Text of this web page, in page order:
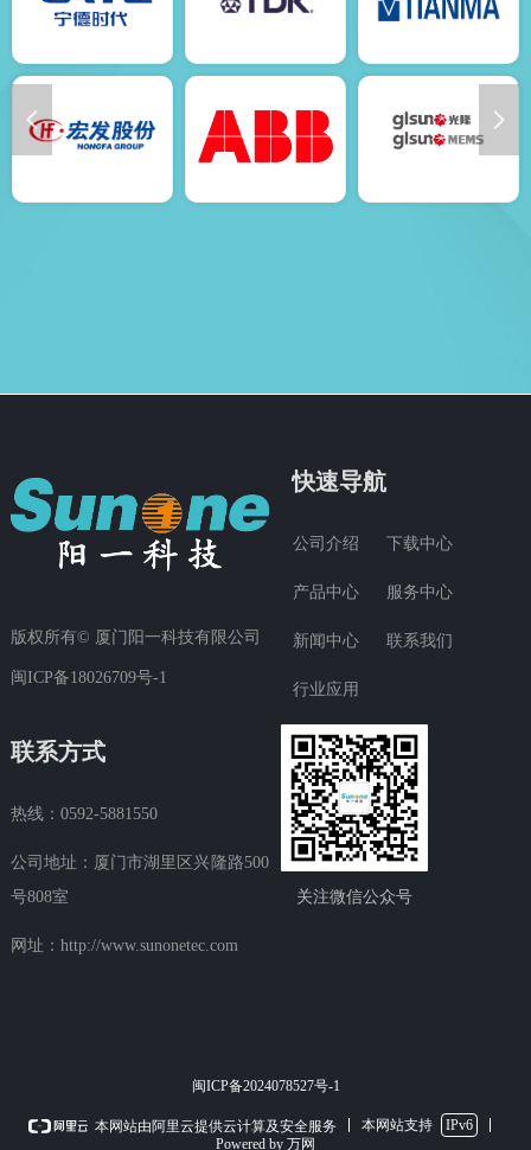
넳 넲
关注微信公众号
快速导航
公司介绍
产品中心
新闻中心
行业应用
下载中心
服务中心
联系我们
联系方式
热线：0592-5881550
公司地址：厦门市湖里区兴隆路500
号808室
网址：http://www.sunonetec.com
版权所有© 厦门阳一科技有限公司
闽ICP备18026709号-1
闽ICP备2024078527号-1
本网站由阿里云提供云计算及安全服务 本网站支持
IPv6
Powered by 万网